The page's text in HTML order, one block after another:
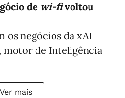
de wi-fivoltou
os negócios da xAI
motor de Inteligência
Ver mais